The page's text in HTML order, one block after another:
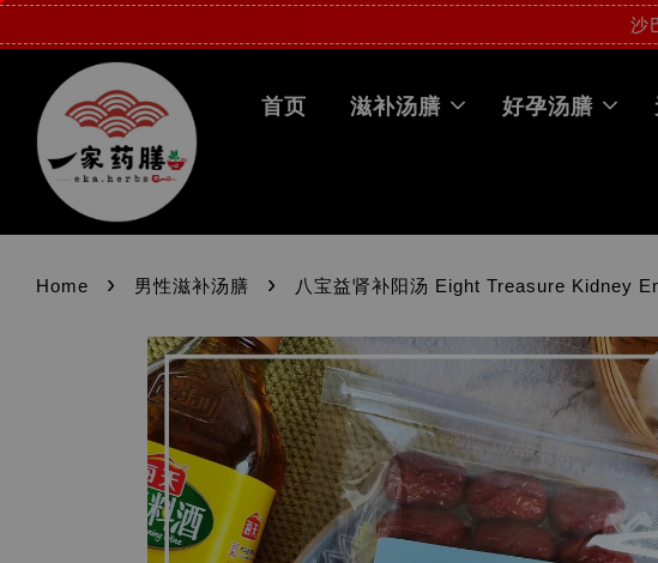
沙
首页 滋补汤膳 好孕汤膳
Home › 男性滋补汤膳 › 八宝益肾补阳汤 Eight Treasure Kidney